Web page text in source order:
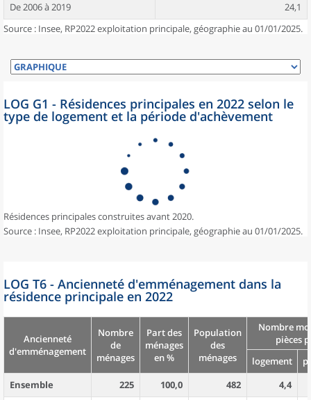
De 2006 à 2019
24,1
Source : Insee, RP2022 exploitation principale, géographie au 01/01/2025.
LOG G1 - Résidences principales en 2022 selon le
type de logement et la période d'achèvement
Résidences principales construites avant 2020.
Source : Insee, RP2022 exploitation principale, géographie au 01/01/2025.
LOG T6 - Ancienneté d'emménagement dans la
résidence principale en 2022
Ancienneté
d'emménagement
Nombre
de
ménages
Part des
ménages
en %
Population
des
ménages
Nombre
pièces
logement
Ensemble
225 100,0 482
4,4